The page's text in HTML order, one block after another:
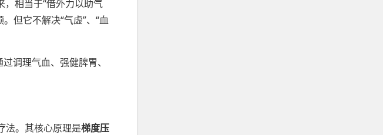
，相当于“借外力以助气
但它不解决“气虚”、“血
过调理气血、强健脾胃、
法。其核心原理是梯度压